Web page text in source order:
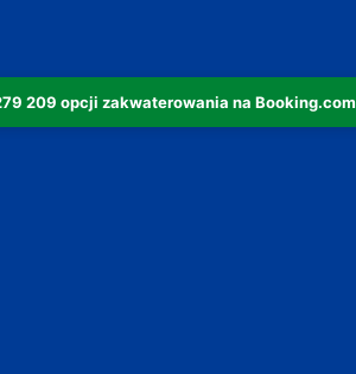
209 opcji zakwaterowania na Booking.com